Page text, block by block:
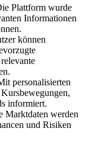
Plattform wurde
Informationen
können
personalisierten
informiert.
Marktdaten werden
und Risiken